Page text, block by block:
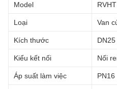
Model RVHT
Loại Van
Kích thước DN25
Kiểu kết nối Nối
Áp suất làm việc